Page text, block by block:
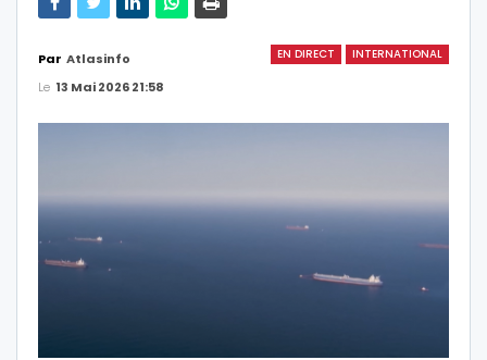
EN DIRECT INTERNATIONAL
Par Atlasinfo
Le 13 Mai 2026 21:58